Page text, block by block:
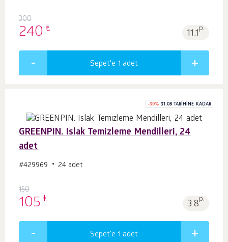
300
240 ₺ 11.1p.
Sepet'e 1 adet
-30% 31.08 TARIHINE KADAR
GREENPIN. Islak Temizleme Mendilleri, 24
adet
#429969 24 adet
150
105 ₺ 3.8p.
Sepet'e 1 adet